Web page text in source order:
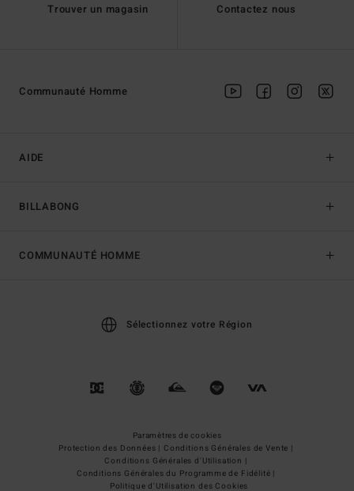
Trouver un magasin Contactez nous
AIDE
BILLABONG
Communauté Homme
COMMUNAUTÉ HOMME
Sélectionnez votre Région
Paramètres de cookies
Protection des Données | Conditions Générales de Vente |
Conditions Générales d'Utilisation |
Conditions Générales du Programme de Fidélité |
Politique d'Utilisation des Cookies